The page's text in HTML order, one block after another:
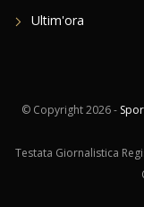
Ultim'ora
© Copyright2026 -
Testata Giornalistica